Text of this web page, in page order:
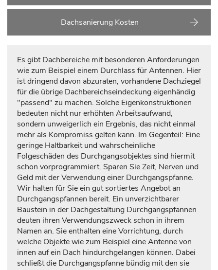
Dachsanierung Kosten
Es gibt Dachbereiche mit besonderen Anforderungen
wie zum Beispiel einem Durchlass für Antennen. Hier
ist dringend davon abzuraten, vorhandene Dachziegel
für die übrige Dachbereichseindeckung eigenhändig
"passend" zu machen. Solche Eigenkonstruktionen
bedeuten nicht nur erhöhten Arbeitsaufwand,
sondern unweigerlich ein Ergebnis, das nicht einmal
mehr als Kompromiss gelten kann. Im Gegenteil: Eine
geringe Haltbarkeit und wahrscheinliche
Folgeschäden des Durchgangsobjektes sind hiermit
schon vorprogrammiert. Sparen Sie Zeit, Nerven und
Geld mit der Verwendung einer Durchgangspfanne.
Wir halten für Sie ein gut sortiertes Angebot an
Durchgangspfannen bereit. Ein unverzichtbarer
Baustein in der Dachgestaltung Durchgangspfannen
deuten ihren Verwendungszweck schon in ihrem
Namen an. Sie enthalten eine Vorrichtung, durch
welche Objekte wie zum Beispiel eine Antenne von
innen auf ein Dach hindurchgelangen können. Dabei
schließt die Durchgangspfanne bündig mit den sie